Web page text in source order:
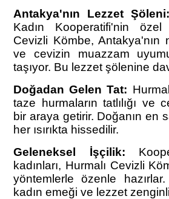
Antakya'nın Lezzet Şöleni:
Kadın Kooperatifi'nin özel
Cevizli Kömbe, Antakya'nın
ve cevizin muazzam
taşıyor. Bu lezzet şölenine
Doğadan Gelen Tat:
taze hurmaların tatlılığı ve
bir araya getirir. Doğanın en
her ısırıkta hissedilir.
Geleneksel İşçilik:
kadınları, Hurmalı Cevizli
yöntemlerle özenle
kadın emeği ve lezzet